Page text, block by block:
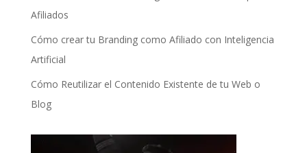
Afiliados
Cómo crear tu Branding como Afiliado con Inteligencia
Artificial
Cómo Reutilizar el Contenido Existente de tu Web o
Blog